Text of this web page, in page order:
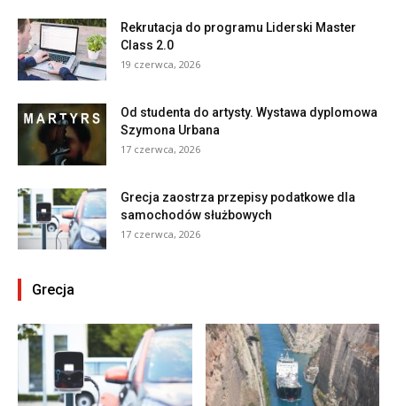
Rekrutacja do programu Liderski Master
Class 2.0
19 czerwca, 2026
Od studenta do artysty. Wystawa dyplomowa
Szymona Urbana
17 czerwca, 2026
Grecja zaostrza przepisy podatkowe dla
samochodów służbowych
17 czerwca, 2026
Grecja